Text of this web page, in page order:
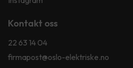
Kontakt oss
22 63 14 04
firmapost@oslo-elektriske.no